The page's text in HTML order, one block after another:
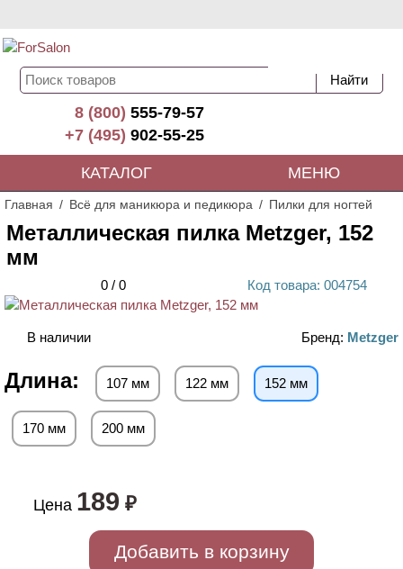
8 (800)555-79-57
+7 (495)902-55-25
КАТАЛОГ МЕНЮ
Главная Всё для маникюра и педикюра Пилки для ногтей
Металлическая пилка Metzger, 152
мм
0 / 0 Код товара: 004754
В наличии Бренд: Metzger
Длина: 107 мм 122 мм 152 мм
170 мм 200 мм
Цена 189 ₽
Добавить в корзину